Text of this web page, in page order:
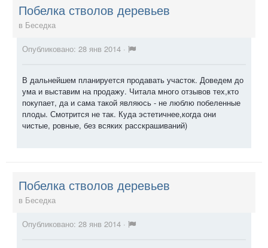
Побелка стволов деревьев
в Беседка
Опубликовано: 28 янв 2014 ·
В дальнейшем планируется продавать участок. Доведем до
ума и выставим на продажу. Читала много отзывов тех,кто
покупает, да и сама такой являюсь - не люблю побеленные
плоды. Смотрится не так. Куда эстетичнее,когда они
чистые, ровные, без всяких расскрашиваний)
Побелка стволов деревьев
в Беседка
Опубликовано: 28 янв 2014 ·